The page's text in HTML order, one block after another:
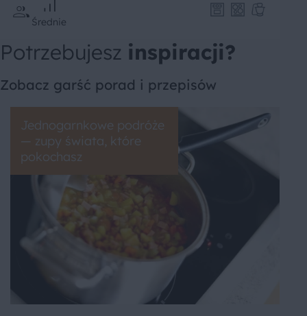
Średnie
Potrzebujesz inspiracji?
Zobacz garść porad i przepisów
Jednogarnkowe podróże
— zupy świata, które
pokochasz